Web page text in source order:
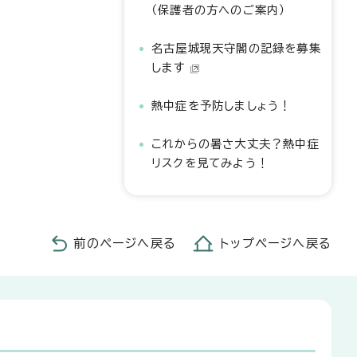
（保護者の方へのご案内）
名古屋城現天守閣の記録を募集
します
熱中症を予防しましょう！
これからの暑さ大丈夫？熱中症
リスクを見てみよう！
前のページへ戻る トップページへ戻る